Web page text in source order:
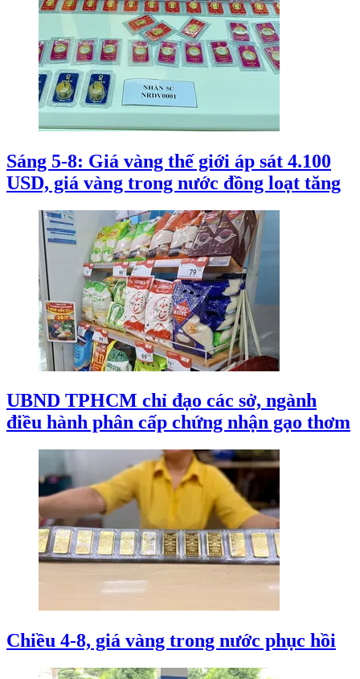
Sáng 5-8: Giá vàng thế giới áp sát 4.100
USD, giá vàng trong nước đồng loạt tăng
UBND TPHCM chỉ đạo các sở, ngành
điều hành phân cấp chứng nhận gạo thơm
Chiều 4-8, giá vàng trong nước phục hồi